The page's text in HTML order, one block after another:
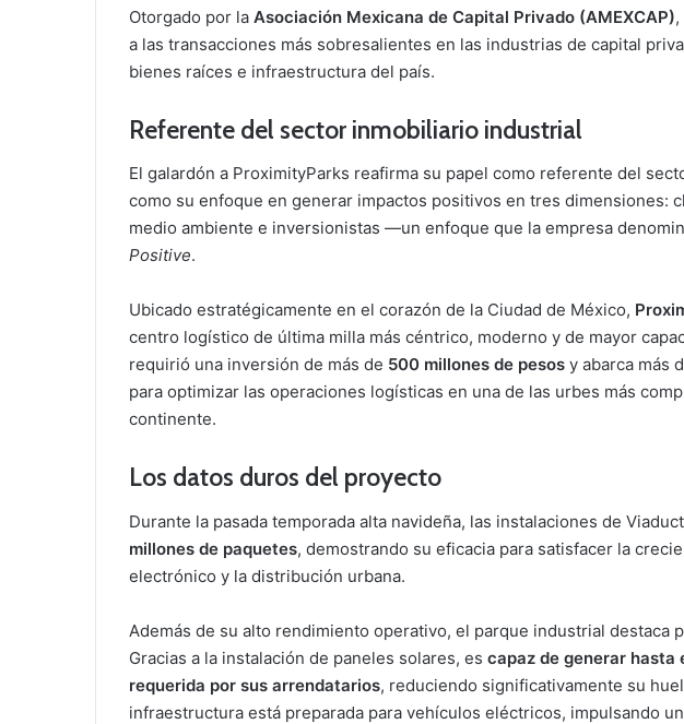
Otorgado por la Asociación Mexicana de Capital Privado (AMEXCAP)
a las transacciones más sobresalientes en las industrias de capital
bienes raíces e infraestructura del país.
Referente del sector inmobiliario industrial
El galardón a ProximityParks reafirma su papel como referente del
como su enfoque en generar impactos positivos en tres dimensiones:
medio ambiente e inversionistas —un enfoque que la empresa
Positive.
Ubicado estratégicamente en el corazón de la Ciudad de México,
centro logístico de última milla más céntrico, moderno y de mayor
requirió una inversión de más de 500 millones de pesos y abarca más
para optimizar las operaciones logísticas en una de las urbes más
continente.
Los datos duros del proyecto
Durante la pasada temporada alta navideña, las instalaciones de
millones de paquetes, demostrando su eficacia para satisfacer la
electrónico y la distribución urbana.
Además de su alto rendimiento operativo, el parque industrial destaca
Gracias a la instalación de paneles solares, es capaz de generar hasta
requerida por sus arrendatarios, reduciendo significativamente su
infraestructura está preparada para vehículos eléctricos, impulsando